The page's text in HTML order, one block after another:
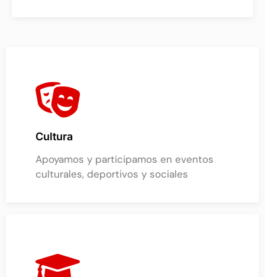
Cultura
Apoyamos y participamos en eventos
culturales, deportivos y sociales